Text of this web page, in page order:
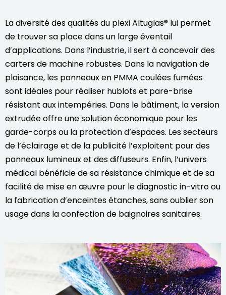
La diversité des qualités du plexi Altuglas® lui permet
de trouver sa place dans un large éventail
d’applications. Dans l’industrie, il sert à concevoir des
carters de machine robustes. Dans la navigation de
plaisance, les panneaux en PMMA coulées fumées
sont idéales pour réaliser hublots et pare-brise
résistant aux intempéries. Dans le bâtiment, la version
extrudée offre une solution économique pour les
garde-corps ou la protection d’espaces. Les secteurs
de l’éclairage et de la publicité l’exploitent pour des
panneaux lumineux et des diffuseurs. Enfin, l’univers
médical bénéficie de sa résistance chimique et de sa
facilité de mise en œuvre pour le diagnostic in-vitro ou
la fabrication d’enceintes étanches, sans oublier son
usage dans la confection de baignoires sanitaires.